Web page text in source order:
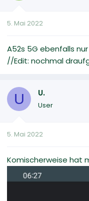
5. Mai 2022
A52s 5G ebenfalls nur
//Edit: nochmal
U U.
User
5. Mai 2022
Komischerweise hat